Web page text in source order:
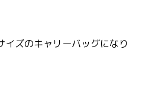
ズのキャリーバッグになり